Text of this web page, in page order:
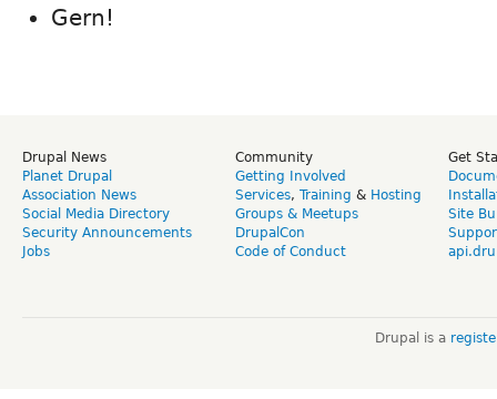
Gern!
Drupal News
Planet Drupal
Association News
Social Media Directory
Security Announcements
Jobs
Community
Getting Involved
Services, Training & Hosting
Groups & Meetups
DrupalCon
Code of Conduct
Get
Site
Drupal is a